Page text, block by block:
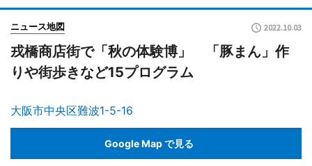
ニュース地図 2022.10.03
戎橋商店街で「秋の体験博」 「豚まん」作
りや街歩きなど15プログラム
大阪市中央区難波1-5-16
Google Map で見る